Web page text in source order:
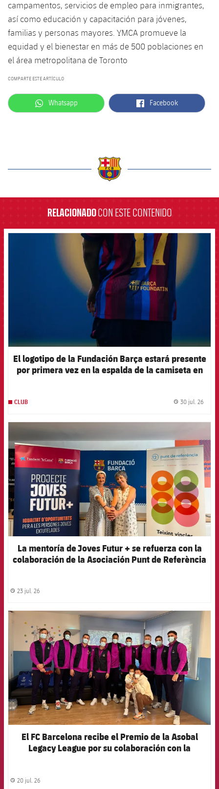
campamentos, servicios de empleo para inmigrantes,
así como educación y capacitación para jóvenes,
familias y personas mayores. YMCA promueve la
equidad y el bienestar en más de 500 poblaciones en
el área metropolitana de Toronto
COMPARTE ESTE ARTÍCULO
label.aria.whatsapp
Whatsapp label.aria.facebook
Facebook
RELACIONADOCON ESTE CONTENIDO
FCB Barcelona badge
El logotipo de la Fundación Barça estará presente
por primera vez en la espalda de la camiseta en
CLUB 30 jul. 26
La mentoría de Joves Futur + se refuerza con la
colaboración de la Asociación Punt de Referència
label.share.clock
23 jul. 26
FCB Barcelona badge
El FC Barcelona recibe el Premio de la Asobal
Legacy League por su colaboración con la
label.share.clock
20 jul. 26